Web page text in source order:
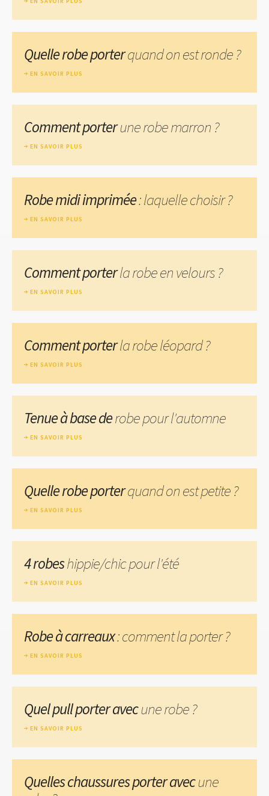
Quelle robe porterquand on est ronde ?
EN SAVOIR PLUS
Comment porterune robe marron ?
EN SAVOIR PLUS
Robe midi imprimée: laquelle choisir ?
EN SAVOIR PLUS
Comment porterla robe en velours ?
EN SAVOIR PLUS
Comment porterla robe léopard ?
EN SAVOIR PLUS
Tenue à base derobe pour l'automne
EN SAVOIR PLUS
Quelle robe porterquand on est petite ?
EN SAVOIR PLUS
4 robeshippie/chic pour l'été
EN SAVOIR PLUS
Robe à carreaux: comment la porter ?
EN SAVOIR PLUS
Quel pull porter avecune robe ?
EN SAVOIR PLUS
Quelles chaussures porter avecune